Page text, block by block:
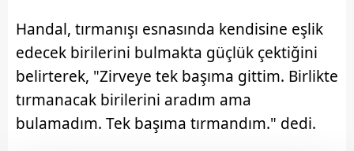
Handal, tırmanışı esnasında kendisine eşlik
edecek birilerini bulmakta güçlük çektiğini
belirterek, "Zirveye tek başıma gittim. Birlikte
tırmanacak birilerini aradım ama
bulamadım. Tek başıma tırmandım." dedi.